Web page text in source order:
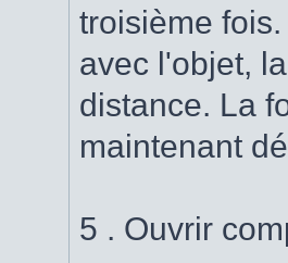
troisième
avec l'objet,
distance. La
maintenant
5 . Ouvrir